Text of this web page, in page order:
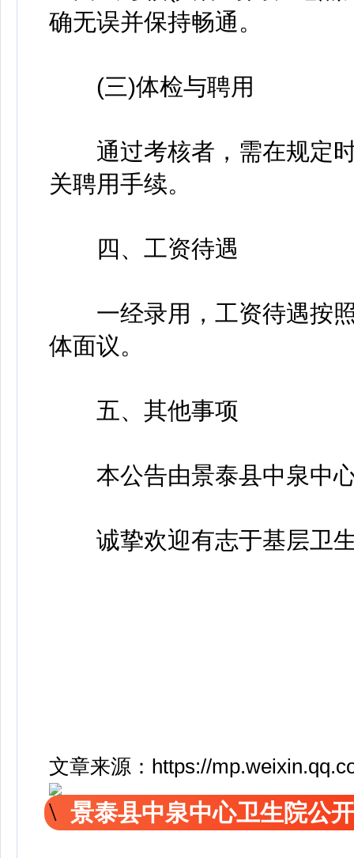
确无误并保持畅通。
(三)体检与聘用
通过考核者，需在规定时
关聘用手续。
四、工资待遇
一经录用，工资待遇按照
体面议。
五、其他事项
本公告由景泰县中泉中心
诚挚欢迎有志于基层卫生
文章来源：https://
景泰县中泉中心卫生院公